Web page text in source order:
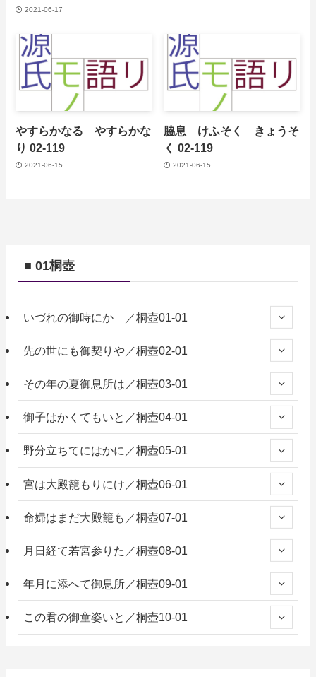
2021-06-17
やすらかなる やすらかな
り 02-119
2021-06-15
脇息 けふそく きょうそ
く 02-119
2021-06-15
■ 01桐壺
いづれの御時にか ／桐壺01-01
先の世にも御契りや／桐壺02-01
その年の夏御息所は／桐壺03-01
御子はかくてもいと／桐壺04-01
野分立ちてにはかに／桐壺05-01
宮は大殿籠もりにけ／桐壺06-01
命婦はまだ大殿籠も／桐壺07-01
月日経て若宮参りた／桐壺08-01
年月に添へて御息所／桐壺09-01
この君の御童姿いと／桐壺10-01